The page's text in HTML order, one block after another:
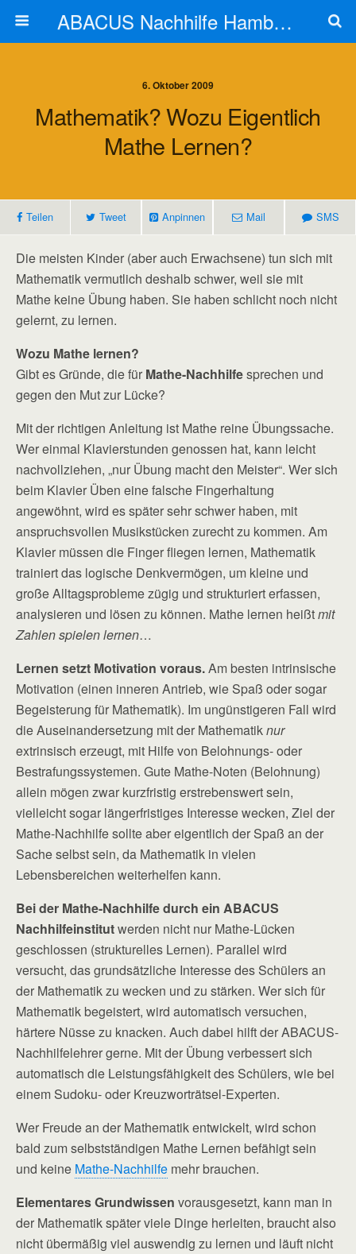
ABACUS Nachhilfe Hamburg
6. Oktober 2009
Mathematik? Wozu Eigentlich
Mathe Lernen?
Teilen Tweet Anpinnen Mail SMS
Die meisten Kinder (aber auch Erwachsene) tun sich mit
Mathematik vermutlich deshalb schwer, weil sie mit
Mathe keine Übung haben. Sie haben schlicht noch nicht
gelernt, zu lernen.
Wozu Mathe lernen?
Gibt es Gründe, die für Mathe-Nachhilfesprechen und
gegen den Mut zur Lücke?
Mit der richtigen Anleitung ist Mathe reine Übungssache.
Wer einmal Klavierstunden genossen hat, kann leicht
nachvollziehen, „nur Übung macht den Meister“. Wer sich
beim Klavier Üben eine falsche Fingerhaltung
angewöhnt, wird es später sehr schwer haben, mit
anspruchsvollen Musikstücken zurecht zu kommen. Am
Klavier müssen die Finger fliegen lernen, Mathematik
trainiert das logische Denkvermögen, um kleine und
große Alltagsprobleme zügig und strukturiert erfassen,
analysieren und lösen zu können. Mathe lernen heißtmit
Zahlen spielen lernen…
Lernen setzt Motivation voraus.Am besten intrinsische
Motivation (einen inneren Antrieb, wie Spaß oder sogar
Begeisterung für Mathematik). Im ungünstigeren Fall wird
die Auseinandersetzung mit der Mathematiknur
extrinsisch erzeugt, mit Hilfe von Belohnungs- oder
Bestrafungssystemen. Gute Mathe-Noten (Belohnung)
allein mögen zwar kurzfristig erstrebenswert sein,
vielleicht sogar längerfristiges Interesse wecken, Ziel der
Mathe-Nachhilfe sollte aber eigentlich der Spaß an der
Sache selbst sein, da Mathematik in vielen
Lebensbereichen weiterhelfen kann.
Bei der Mathe-Nachhilfe durch ein ABACUS
Nachhilfeinstitutwerden nicht nur Mathe-Lücken
geschlossen (strukturelles Lernen). Parallel wird
versucht, das grundsätzliche Interesse des Schülers an
der Mathematik zu wecken und zu stärken. Wer sich für
Mathematik begeistert, wird automatisch versuchen,
härtere Nüsse zu knacken. Auch dabei hilft der ABACUS-
Nachhilfelehrer gerne. Mit der Übung verbessert sich
automatisch die Leistungsfähigkeit des Schülers, wie bei
einem Sudoku- oder Kreuzworträtsel-Experten.
Wer Freude an der Mathematik entwickelt, wird schon
bald zum selbstständigen Mathe Lernen befähigt sein
und keine Mathe-Nachhilfe mehr brauchen.
Elementares Grundwissen vorausgesetzt, kann man in
der Mathematik später viele Dinge herleiten, braucht also
nicht übermäßig viel auswendig zu lernen und läuft nicht